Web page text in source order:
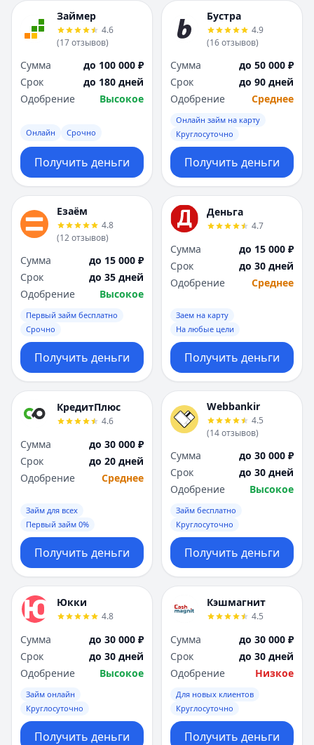
Займер
4.6
(17отзывов)
Сумма
до 100 000 ₽
Срок
до 180 дней
Одобрение
Высокое
Онлайн Срочно
Получить деньги
Бустра
4.9
(16отзывов)
Сумма
до 50 000 ₽
Срок
до 90 дней
Одобрение
Среднее
Онлайн займ на карту
Круглосуточно
Получить деньги
Езаём
4.8
(12отзывов)
Сумма
до 15 000 ₽
Срок
до 35 дней
Одобрение
Высокое
Первый займ бесплатно
Срочно
Получить деньги
Деньга
4.7
Сумма
до 15 000 ₽
Срок
до 30 дней
Одобрение
Среднее
Заем на карту
На любые цели
Получить деньги
КредитПлюс
4.6
Сумма
до 30 000 ₽
Срок
до 20 дней
Одобрение
Среднее
Займ для всех
Первый займ 0%
Получить деньги
Webbankir
4.5
(14отзывов)
Сумма
до 30 000 ₽
Срок
до 30 дней
Одобрение
Высокое
Займ бесплатно
Круглосуточно
Получить деньги
Юкки
4.8
Сумма
до 30 000 ₽
Срок
до 30 дней
Одобрение
Высокое
Займ онлайн
Круглосуточно
Получить деньги
Кэшмагнит
4.5
Сумма
до 30 000 ₽
Срок
до 30 дней
Одобрение
Низкое
Для новых клиентов
Круглосуточно
Получить деньги